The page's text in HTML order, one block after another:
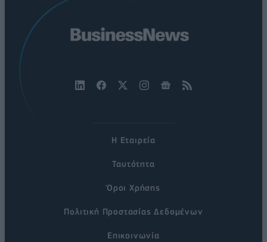
Η Εταιρεία
Ταυτότητα
Όροι Χρήσης
Πολιτική Προστασίας Δεδομένων
Επικοινωνία